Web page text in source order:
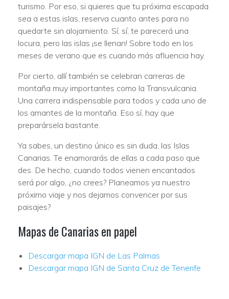
turismo. Por eso, si quieres que tu próxima escapada
sea a estas islas, reserva cuanto antes para no
quedarte sin alojamiento. Sí, sí, te parecerá una
locura, pero las islas ¡se llenan! Sobre todo en los
meses de verano que es cuando más afluencia hay.
Por cierto, allí también se celebran carreras de
montaña muy importantes como la Transvulcania.
Una carrera indispensable para todos y cada uno de
los amantes de la montaña. Eso sí, hay que
preparársela bastante.
Ya sabes, un destino único es sin duda, las Islas
Canarias. Te enamorarás de ellas a cada paso que
des. De hecho, cuando todos vienen encantados
será por algo, ¿no crees? Planeamos ya nuestro
próximo viaje y nos dejamos convencer por sus
paisajes?
Mapas de Canarias en papel
Descargar mapa IGN de Las Palmas
Descargar mapa IGN de Santa Cruz de Tenerife